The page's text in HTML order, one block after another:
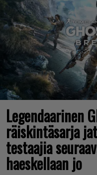
Legendaarinen
räiskintäsarja
testaajia
haeskellaan jo